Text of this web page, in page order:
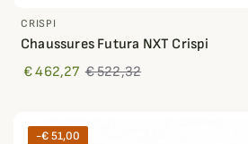
CRISPI
Chaussures Futura NXT Crispi
€ 462,27 € 522,32
-€ 51,00